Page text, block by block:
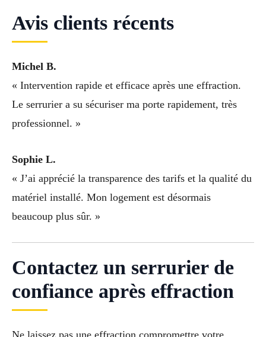
Avis clients récents
Michel B.
« Intervention rapide et efficace après une effraction.
Le serrurier a su sécuriser ma porte rapidement, très
professionnel. »
Sophie L.
« J’ai apprécié la transparence des tarifs et la qualité du
matériel installé. Mon logement est désormais
beaucoup plus sûr. »
Contactez un serrurier de
confiance après effraction